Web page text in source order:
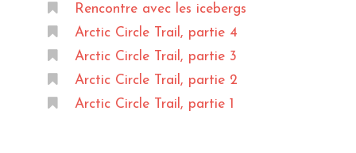
Rencontre avec les icebergs
Arctic Circle Trail, partie 4
Arctic Circle Trail, partie 3
Arctic Circle Trail, partie 2
Arctic Circle Trail, partie 1